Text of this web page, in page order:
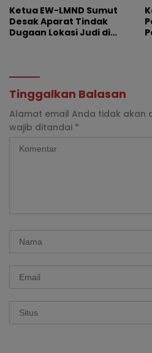
Ketua EW-LMND Sumut
Desak Aparat Tindak
Dugaan Lokasi Judi di
Tinggalkan Balasan
Alamat email Anda tidak akan
wajib ditandai *